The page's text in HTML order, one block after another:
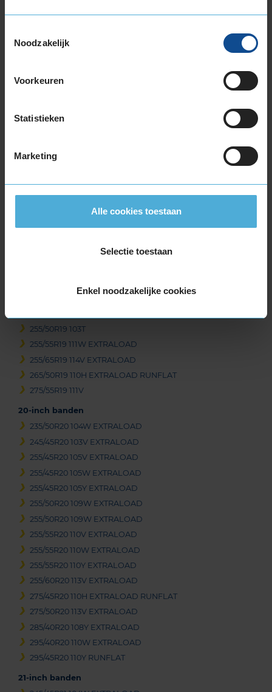
Noodzakelijk
Voorkeuren
Statistieken
Marketing
Alle cookies toestaan
Selectie toestaan
Enkel noodzakelijke cookies
Item
of
17-inch banden
18-inch banden
255/50R19 103T
255/55R19 111W EXTRALOAD
255/65R19 114V EXTRALOAD
265/50R19 110H EXTRALOAD RUNFLAT
275/55R19 111V
20-inch banden
235/50R20 104W EXTRALOAD
245/45R20 103V EXTRALOAD
255/45R20 105V EXTRALOAD
255/45R20 105W EXTRALOAD
255/45R20 105Y EXTRALOAD
255/50R20 109W EXTRALOAD
255/50R20 109W EXTRALOAD
255/55R20 110V EXTRALOAD
255/55R20 110W EXTRALOAD
255/55R20 110Y EXTRALOAD
255/60R20 113V EXTRALOAD
275/45R20 110H EXTRALOAD RUNFLAT
275/50R20 113V EXTRALOAD
285/40R20 108Y EXTRALOAD
295/40R20 110W EXTRALOAD
295/45R20 110Y RUNFLAT
21-inch banden